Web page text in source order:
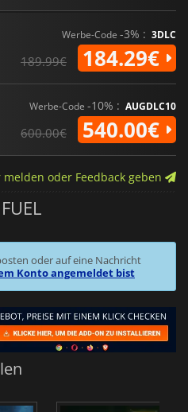
Werbe-Code -3% : 3DLC
189.99€ 184.29€
Werbe-Code -10% : AUGDLC10
600.00€ 540.00€
melden oder Feedback geben
oder auf eine Nachricht
Konto angemeldet bist